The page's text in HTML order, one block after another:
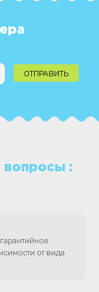
вопросы :
от вида